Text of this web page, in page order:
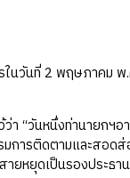
วันที่ 2 พฤษภาคม พ
วันหนึ่งท่านายกฯอ
การติดตามและสอดส่
ยหยุดเป็นรองประธาน